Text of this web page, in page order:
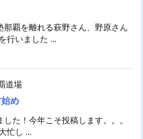
覇を離れる萩野さん、野原さん
行いました ...
道場
め
た！今年こそ投稿します。。。
忙し ...